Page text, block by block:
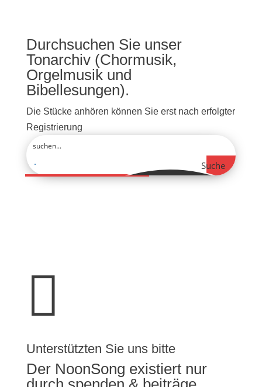
Durchsuchen Sie unser
Tonarchiv (Chormusik,
Orgelmusik und
Bibellesungen).
Die Stücke anhören können Sie erst nach erfolgter
Registrierung
Suche

Unterstützten Sie uns bitte
Der NoonSong existiert nur